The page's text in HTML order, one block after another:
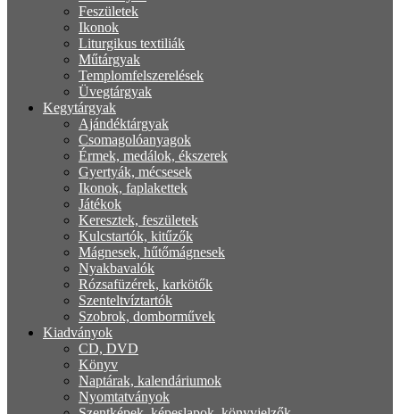
Feszületek
Ikonok
Liturgikus textiliák
Műtárgyak
Templomfelszerelések
Üvegtárgyak
Kegytárgyak
Ajándéktárgyak
Csomagolóanyagok
Érmek, medálok, ékszerek
Gyertyák, mécsesek
Ikonok, faplakettek
Játékok
Keresztek, feszületek
Kulcstartók, kitűzők
Mágnesek, hűtőmágnesek
Nyakbavalók
Rózsafüzérek, karkötők
Szenteltvíztartók
Szobrok, domborművek
Kiadványok
CD, DVD
Könyv
Naptárak, kalendáriumok
Nyomtatványok